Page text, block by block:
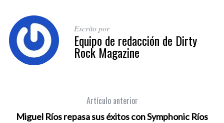
Escrito por
Equipo de redacción de Dirty
Rock Magazine
Artículo anterior
Miguel Ríos repasa sus éxitos con Symphonic Ríos